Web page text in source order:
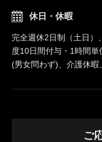
休日・休暇
完全週休2日制（土日）
度10日間付与・1時間
(男女問わず)、介護休暇
ご